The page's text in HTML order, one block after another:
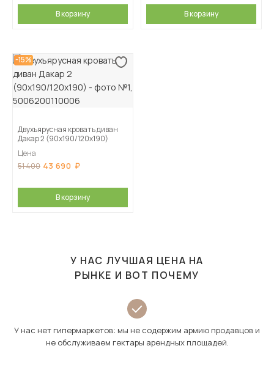
В корзину В корзину
-15%
Двухъярусная кровать диван
Дакар 2 (90х190/120х190)
Цена
51 400 43 690
В корзину
У НАС ЛУЧШАЯ ЦЕНА НА
РЫНКЕ И ВОТ ПОЧЕМУ
У нас нет гипермаркетов: мы не содержим армию продавцов и
не обслуживаем гектары арендных площадей.